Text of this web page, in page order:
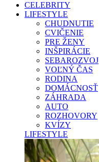
CELEBRITY
LIFESTYLE
CHUDNUTIE
CVIČENIE
PRE ŽENY
INŠPIRÁCIE
SEBAROZVOJ
VOĽNÝ ČAS
RODINA
DOMÁCNOSŤ
ZÁHRADA
AUTO
ROZHOVORY
KVÍZY
LIFESTYLE